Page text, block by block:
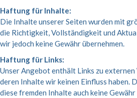
Haftung für Inhalte:
Die Inhalte unserer Seiten wurden mit
die Richtigkeit, Vollständigkeit und
wir jedoch keine Gewähr übernehmen.
Haftung für Links:
Unser Angebot enthält Links zu
deren Inhalte wir keinen Einfluss haben.
diese fremden Inhalte auch keine